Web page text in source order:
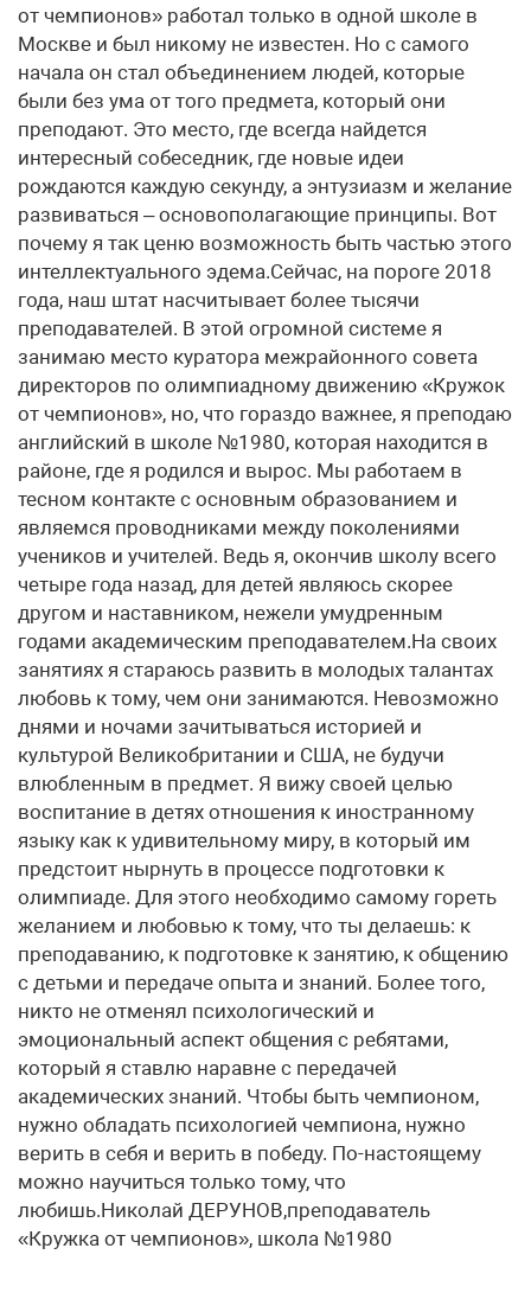
от чемпионов» работал только в одной школе в
Москве и был никому не известен. Но с самого
начала он стал объединением людей, которые
были без ума от того предмета, который они
преподают. Это место, где всегда найдется
интересный собеседник, где новые идеи
рождаются каждую секунду, а энтузиазм и желание
развиваться – основополагающие принципы. Вот
почему я так ценю возможность быть частью этого
интеллектуального эдема.Сейчас, на пороге 2018
года, наш штат насчитывает более тысячи
преподавателей. В этой огромной системе я
занимаю место куратора межрайонного совета
директоров по олимпиадному движению «Кружок
от чемпионов», но, что гораздо важнее, я преподаю
английский в школе №1980, которая находится в
районе, где я родился и вырос. Мы работаем в
тесном контакте с основным образованием и
являемся проводниками между поколениями
учеников и учителей. Ведь я, окончив школу всего
четыре года назад, для детей являюсь скорее
другом и наставником, нежели умудренным
годами академическим преподавателем.На своих
занятиях я стараюсь развить в молодых талантах
любовь к тому, чем они занимаются. Невозможно
днями и ночами зачитываться историей и
культурой Великобритании и США, не будучи
влюбленным в предмет. Я вижу своей целью
воспитание в детях отношения к иностранному
языку как к удивительному миру, в который им
предстоит нырнуть в процессе подготовки к
олимпиаде. Для этого необходимо самому гореть
желанием и любовью к тому, что ты делаешь: к
преподаванию, к подготовке к занятию, к общению
с детьми и передаче опыта и знаний. Более того,
никто не отменял психологический и
эмоциональный аспект общения с ребятами,
который я ставлю наравне с передачей
академических знаний. Чтобы быть чемпионом,
нужно обладать психологией чемпиона, нужно
верить в себя и верить в победу. По-настоящему
можно научиться только тому, что
любишь.Николай ДЕРУНОВ,преподаватель
«Кружка от чемпионов», школа №1980